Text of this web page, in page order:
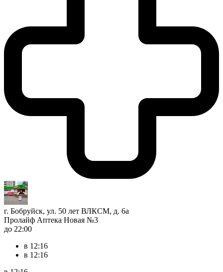
г. Бобруйск, ул. 50 лет ВЛКСМ, д. 6а
Пролайф Аптека Новая №3
до 22:00
в 12:16
в 12:16